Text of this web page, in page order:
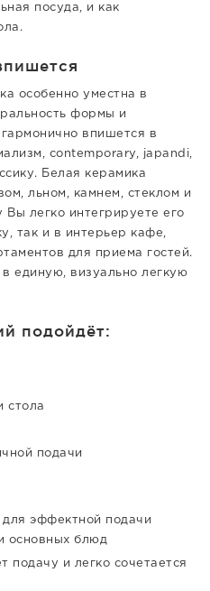
посуда, и как
особенно уместна в
формы и
впишется в
contemporary, japandi,
Белая керамика
льном, камнем, стеклом и
легко интегрируете его
так и в интерьер кафе,
для приема гостей.
единую, визуально легкую
подойдёт:
стола
подачи
эффектной подачи
основных блюд
подачу и легко сочетается